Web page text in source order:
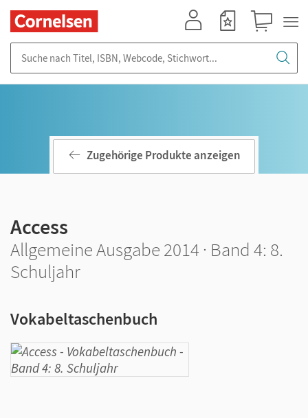
Zugehörige Produkte anzeigen
Access
Allgemeine Ausgabe 2014 · Band 4: 8.
Schuljahr
Vokabeltaschenbuch